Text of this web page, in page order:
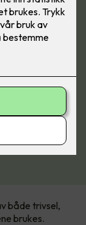
både trivsel,
brukes.